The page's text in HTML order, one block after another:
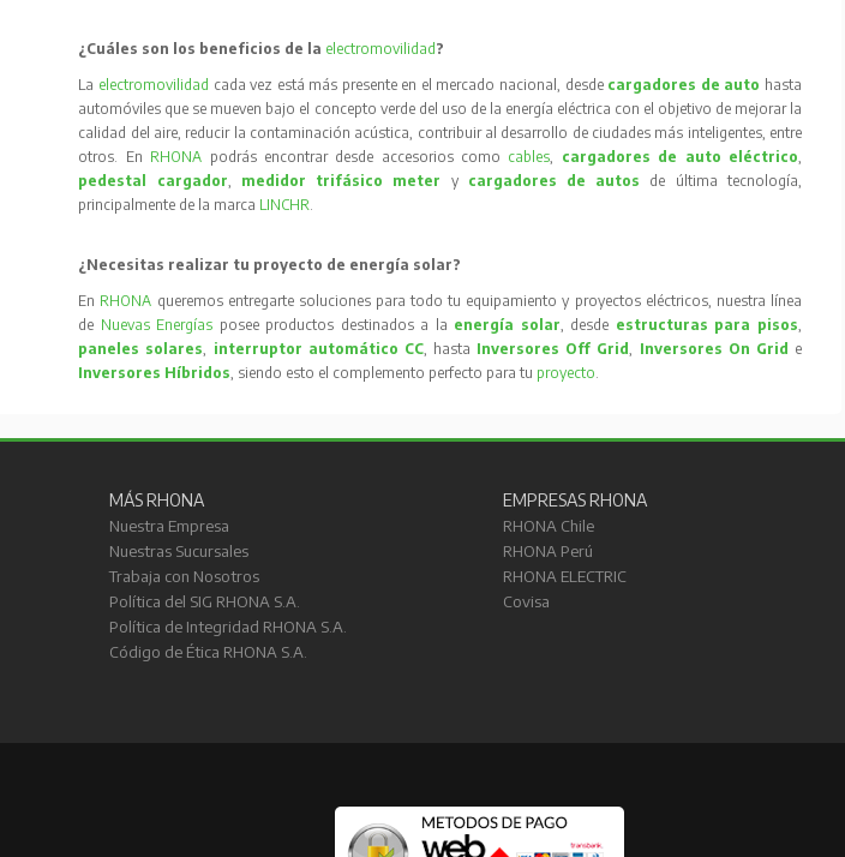
¿Cuáles son los beneficios de la electromovilidad ?
La electromovilidad cada vez está más presente en el mercado nacional, desde cargadores de auto hasta
automóviles que se mueven bajo el concepto verde del uso de la energía eléctrica con el objetivo de mejorar la
calidad del aire, reducir la contaminación acústica, contribuir al desarrollo de ciudades más inteligentes, entre
otros. En RHONA podrás encontrar desde accesorios como cables, cargadores de auto eléctrico,
pedestal cargador, medidor trifásico meter y cargadores de autos
de última tecnología,
principalmente de la marca LINCHR.
¿Necesitas realizar tu proyecto de energía solar?
En RHONA queremos entregarte soluciones para todo tu equipamiento y proyectos eléctricos, nuestra línea
de Nuevas Energías posee productos destinados a la energía solar, desde estructuras para pisos,
paneles solares, interruptor automático CC, hasta Inversores Off Grid, Inversores On Grid e
Inversores Híbridos, siendo esto el complemento perfecto para tu proyecto.
MÁS RHONA
Nuestra Empresa
Nuestras Sucursales
Trabaja con Nosotros
Política del SIG RHONA S.A.
Política de Integridad RHONA S.A.
Código de Ética RHONA S.A.
EMPRESAS RHONA
RHONA Chile
RHONA Perú
RHONA ELECTRIC
Covisa